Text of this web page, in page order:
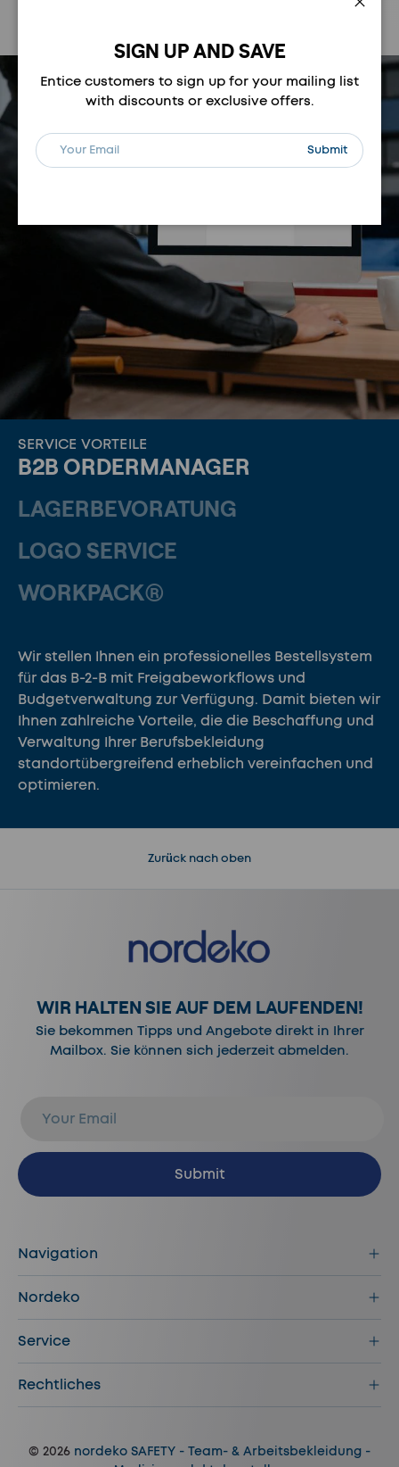
SERVICE VORTEILE
B2B ORDERMANAGER
LAGERBEVORATUNG
LOGO SERVICE
WORKPACK®
Wir stellen Ihnen ein professionelles Bestellsystem
für das B-2-B mit Freigabeworkflows und
Budgetverwaltung zur Verfügung. Damit bieten wir
Ihnen zahlreiche Vorteile, die die Beschaffung und
Verwaltung Ihrer Berufsbekleidung
standortübergreifend erheblich vereinfachen und
optimieren.
SIGN UP AND SAVE
Entice customers to sign up for your mailing list
with discounts or exclusive offers.
E-Mail
Abonnieren
Submit
Zurück nach oben
WIR HALTEN SIE AUF DEM LAUFENDEN!
Sie bekommen Tipps und Angebote direkt in Ihrer
Mailbox. Sie können sich jederzeit abmelden.
Abonnieren
Submit
Navigation
Nordeko
Service
Rechtliches
© 2026 nordeko SAFETY - Team- & Arbeitsbekleidung -